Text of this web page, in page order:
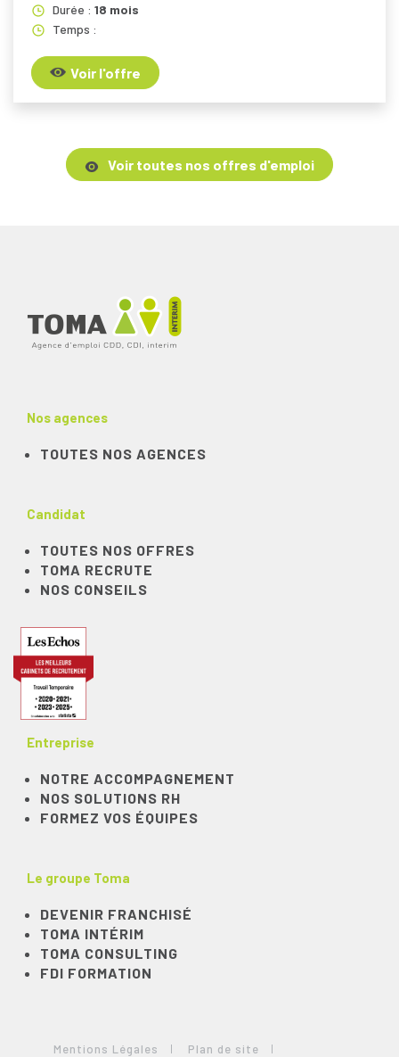
Durée : 18 mois
Temps :
Voir l'offre
Voir toutes nos offres d'emploi
Nos agences
TOUTES NOS AGENCES
Candidat
TOUTES NOS OFFRES
TOMA RECRUTE
NOS CONSEILS
Entreprise
NOTRE ACCOMPAGNEMENT
NOS SOLUTIONS RH
FORMEZ VOS ÉQUIPES
Le groupe Toma
DEVENIR FRANCHISÉ
TOMA INTÉRIM
TOMA CONSULTING
FDI FORMATION
Mentions Légales Plan de site